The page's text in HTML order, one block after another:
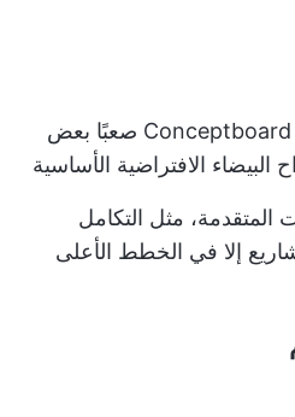
يمكن أن يكون تعلم Conceptboard صعبًا بعض
البيضاء الافتراضية الأساسية
المتقدمة، مثل التكامل
إلا في الخطط الأعلى